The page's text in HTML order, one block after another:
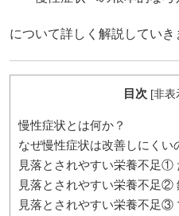
について詳しく解説していき
目次 [非表
慢性症状とは何か？
なぜ慢性症状は改善しにくい
見落とされやすい栄養不足①
見落とされやすい栄養不足②
見落とされやすい栄養不足③